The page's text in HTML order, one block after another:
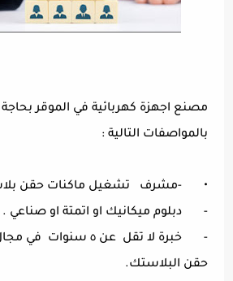
مصنع اجهزة كهربائية في الموقر
بالمواصفات التالية :
•
-مشرف تشغيل ماكنات حقن
-
دبلوم ميكانيك او اتمتة او صناعي .
-
خبرة لا تقل عن ٥
حقن البلاستك.